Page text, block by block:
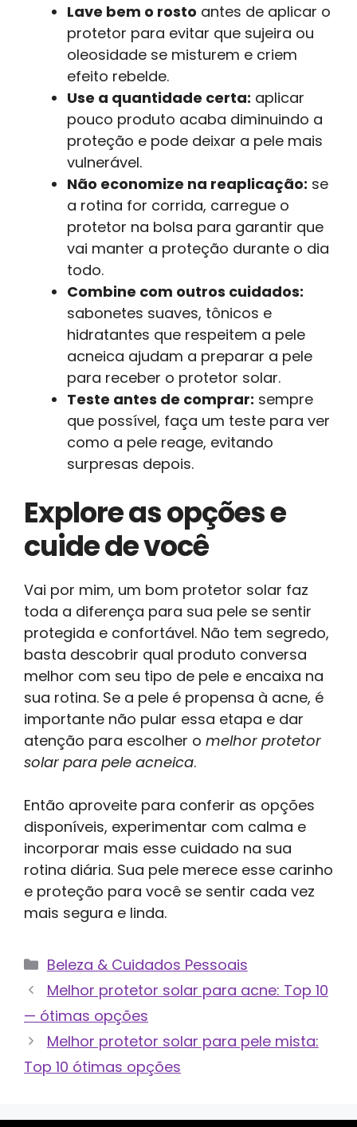
Lave bem o rosto antes de aplicar o
protetor para evitar que sujeira ou
oleosidade se misturem e criem
efeito rebelde.
Use a quantidade certa: aplicar
pouco produto acaba diminuindo a
proteção e pode deixar a pele mais
vulnerável.
Não economize na reaplicação: se
a rotina for corrida, carregue o
protetor na bolsa para garantir que
vai manter a proteção durante o dia
todo.
Combine com outros cuidados:
sabonetes suaves, tônicos e
hidratantes que respeitem a pele
acneica ajudam a preparar a pele
para receber o protetor solar.
Teste antes de comprar: sempre
que possível, faça um teste para ver
como a pele reage, evitando
surpresas depois.
Explore as opções e
cuide de você
Vai por mim, um bom protetor solar faz
toda a diferença para sua pele se sentir
protegida e confortável. Não tem segredo,
basta descobrir qual produto conversa
melhor com seu tipo de pele e encaixa na
sua rotina. Se a pele é propensa à acne, é
importante não pular essa etapa e dar
atenção para escolher o melhor protetor
solar para pele acneica.
Então aproveite para conferir as opções
disponíveis, experimentar com calma e
incorporar mais esse cuidado na sua
rotina diária. Sua pele merece esse carinho
e proteção para você se sentir cada vez
mais segura e linda.
Categorias
Beleza & Cuidados Pessoais
Melhor protetor solar para acne: Top 10
— ótimas opções
Melhor protetor solar para pele mista:
Top 10 ótimas opções